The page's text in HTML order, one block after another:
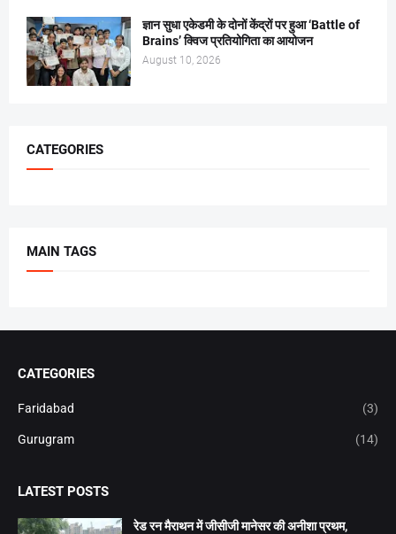
ज्ञान सुधा एकेडमी के दोनों केंद्रों पर हुआ ‘Battle of
Brains’ क्विज प्रतियोगिता का आयोजन
August 10, 2026
CATEGORIES
MAIN TAGS
CATEGORIES
Faridabad (3)
Gurugram (14)
LATEST POSTS
रेड रन मैराथन में जीसीजी मानेसर की अनीशा प्रथम,